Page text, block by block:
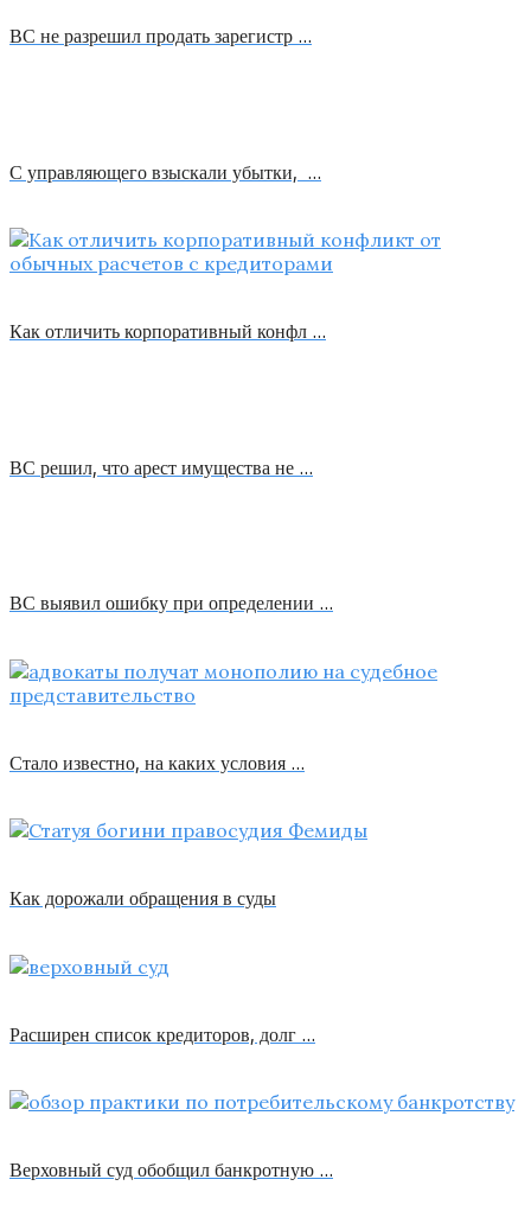
ВС не разрешил продать зарегистр …
С управляющего взыскали убытки, …
Как отличить корпоративный конфл …
ВС решил, что арест имущества не …
ВС выявил ошибку при определении …
Стало известно, на каких условия …
Как дорожали обращения в суды
Расширен список кредиторов, долг …
Верховный суд обобщил банкротную …